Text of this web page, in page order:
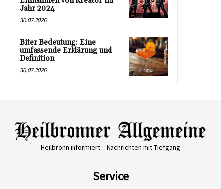
Jahr 2024
30.07.2026
Biter Bedeutung: Eine
umfassende Erklärung und
Definition
30.07.2026
Heilbronn informiert – Nachrichten mit Tiefgang
Service